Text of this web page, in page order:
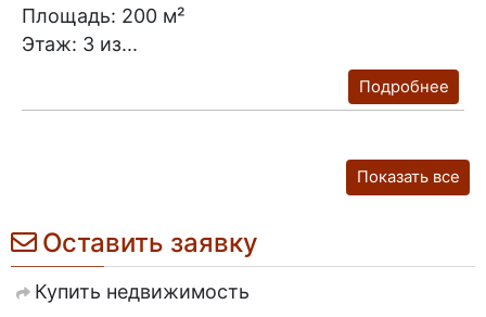
Оставить заявку
Купить недвижимость
Площадь: 200 м²
Этаж: 3 из...
Подробнее
Показать все